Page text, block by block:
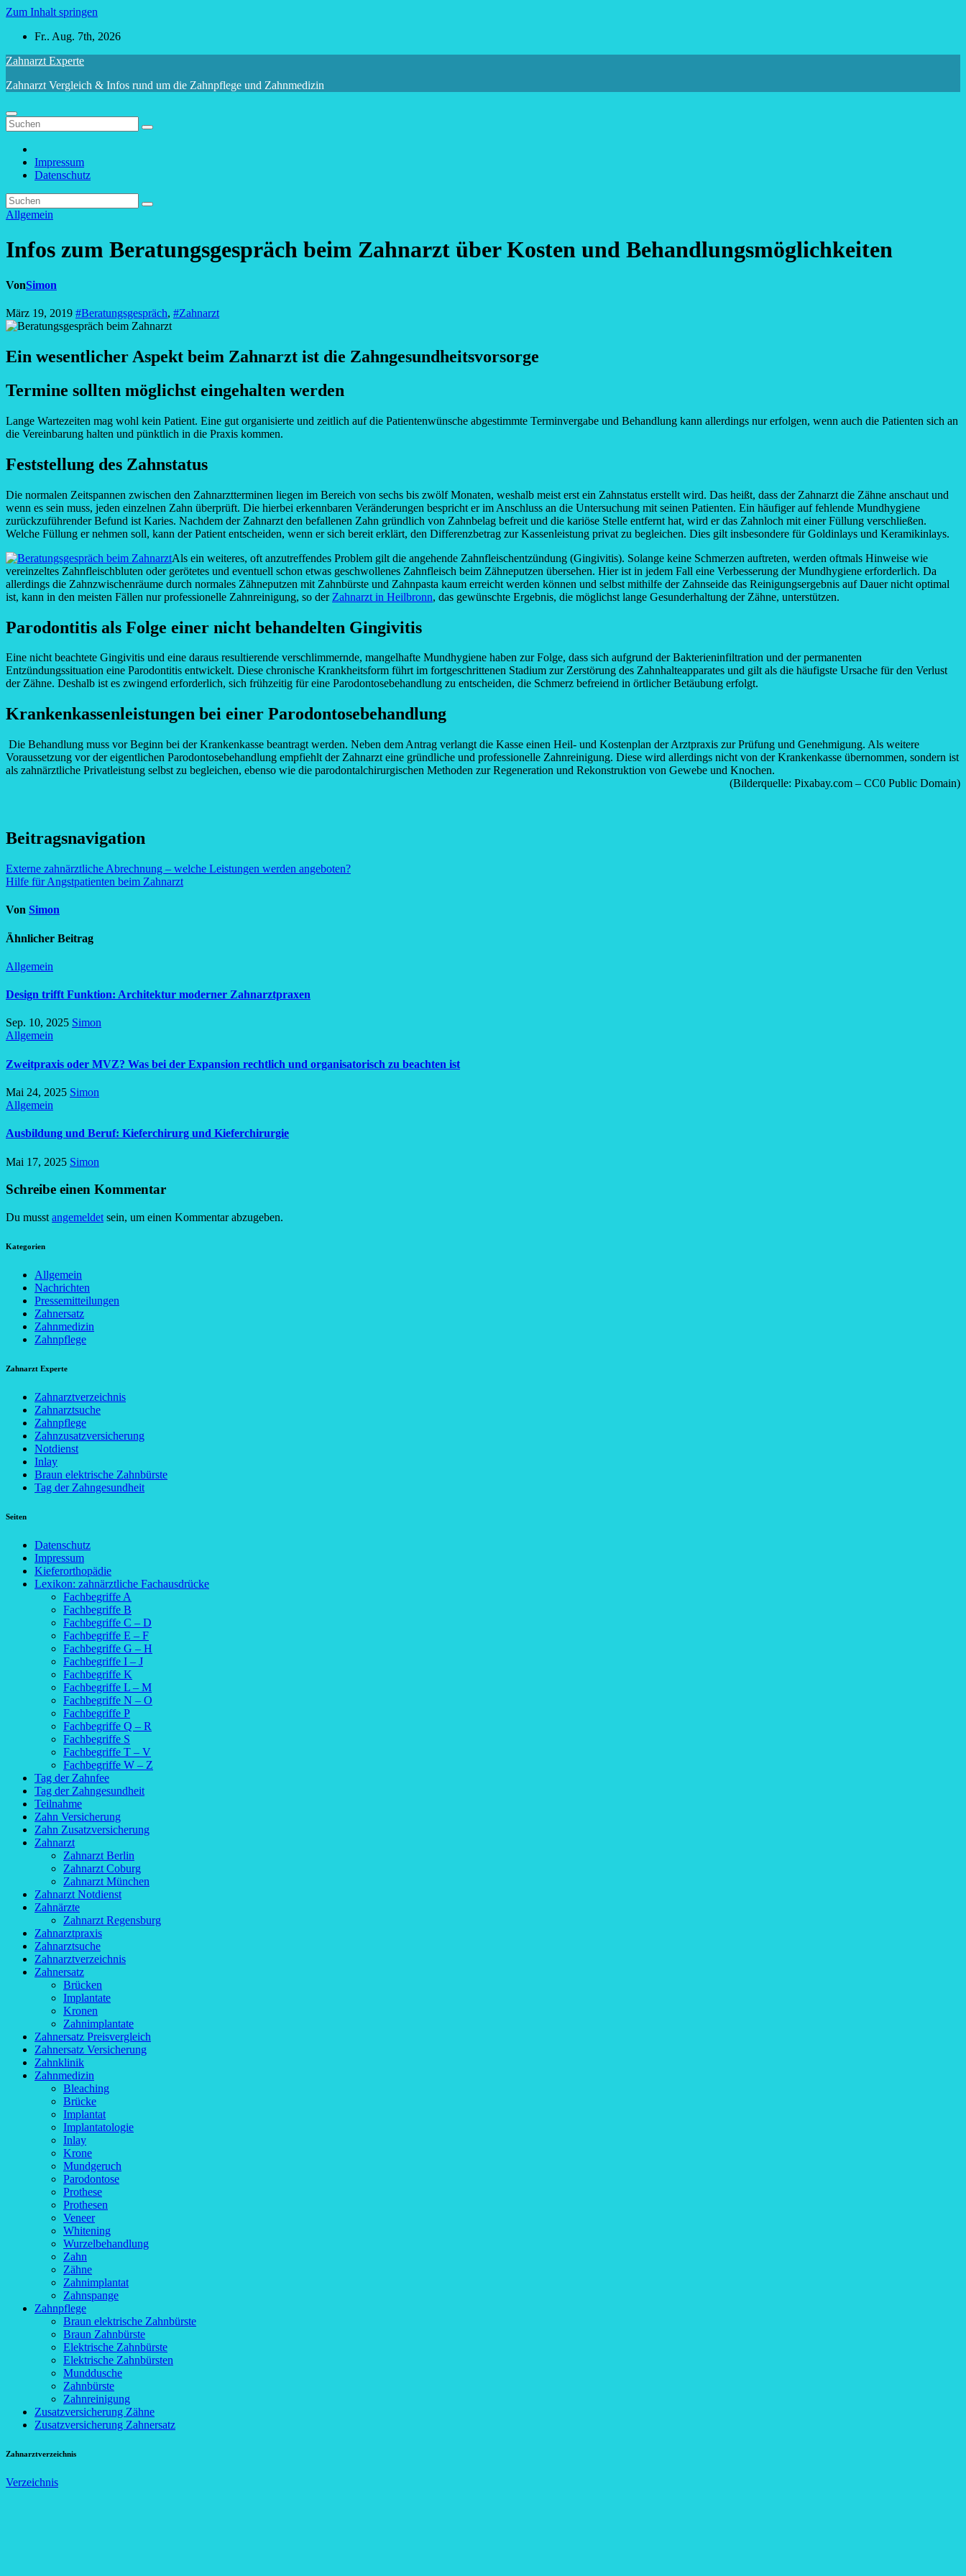
Zum Inhalt springen
Fr.. Aug. 7th, 2026
Zahnarzt Experte
Zahnarzt Vergleich & Infos rund um die Zahnpflege und Zahnmedizin
Impressum
Datenschutz
Allgemein
Infos zum Beratungsgespräch beim Zahnarzt über Kosten und Behandlungsmöglichkeiten
VonSimon
März 19, 2019 #Beratungsgespräch, #Zahnarzt
Ein wesentlicher Aspekt beim Zahnarzt ist die Zahngesundheitsvorsorge
Termine sollten möglichst eingehalten werden
Lange Wartezeiten mag wohl kein Patient. Eine gut organisierte und zeitlich auf die Patientenwünsche abgestimmte Terminvergabe und Behandlung kann allerdings nur erfolgen, wenn auch die Patienten sich an
die Vereinbarung halten und pünktlich in die Praxis kommen.
Feststellung des Zahnstatus
Die normalen Zeitspannen zwischen den Zahnarztterminen liegen im Bereich von sechs bis zwölf Monaten, weshalb meist erst ein Zahnstatus erstellt wird. Das heißt, dass der Zahnarzt die Zähne anschaut und
wenn es sein muss, jeden einzelnen Zahn überprüft. Die hierbei erkennbaren Veränderungen bespricht er im Anschluss an die Untersuchung mit seinen Patienten. Ein häufiger auf fehlende Mundhygiene
zurückzuführender Befund ist Karies. Nachdem der Zahnarzt den befallenen Zahn gründlich von Zahnbelag befreit und die kariöse Stelle entfernt hat, wird er das Zahnloch mit einer Füllung verschließen.
Welche Füllung er nehmen soll, kann der Patient entscheiden, wenn er sich bereit erklärt, den Differenzbetrag zur Kassenleistung privat zu begleichen. Dies gilt insbesondere für Goldinlays und Keramikinlays.
Als ein weiteres, oft anzutreffendes Problem gilt die angehende Zahnfleischentzündung (Gingivitis). Solange keine Schmerzen auftreten, werden oftmals Hinweise wie
vereinzeltes Zahnfleischbluten oder gerötetes und eventuell schon etwas geschwollenes Zahnfleisch beim Zähneputzen übersehen. Hier ist in jedem Fall eine Verbesserung der Mundhygiene erforderlich. Da
allerdings die Zahnzwischenräume durch normales Zähneputzen mit Zahnbürste und Zahnpasta kaum erreicht werden können und selbst mithilfe der Zahnseide das Reinigungsergebnis auf Dauer nicht optimal
ist, kann in den meisten Fällen nur professionelle Zahnreinigung, so der Zahnarzt in Heilbronn, das gewünschte Ergebnis, die möglichst lange Gesunderhaltung der Zähne, unterstützen.
Parodontitis als Folge einer nicht behandelten Gingivitis
Eine nicht beachtete Gingivitis und eine daraus resultierende verschlimmernde, mangelhafte Mundhygiene haben zur Folge, dass sich aufgrund der Bakterieninfiltration und der permanenten
Entzündungssituation eine Parodontitis entwickelt. Diese chronische Krankheitsform führt im fortgeschrittenen Stadium zur Zerstörung des Zahnhalteapparates und gilt als die häufigste Ursache für den Verlust
der Zähne. Deshalb ist es zwingend erforderlich, sich frühzeitig für eine Parodontosebehandlung zu entscheiden, die Schmerz befreiend in örtlicher Betäubung erfolgt.
Krankenkassenleistungen bei einer Parodontosebehandlung
Die Behandlung muss vor Beginn bei der Krankenkasse beantragt werden. Neben dem Antrag verlangt die Kasse einen Heil- und Kostenplan der Arztpraxis zur Prüfung und Genehmigung. Als weitere
Voraussetzung vor der eigentlichen Parodontosebehandlung empfiehlt der Zahnarzt eine gründliche und professionelle Zahnreinigung. Diese wird allerdings nicht von der Krankenkasse übernommen, sondern ist
als zahnärztliche Privatleistung selbst zu begleichen, ebenso wie die parodontalchirurgischen Methoden zur Regeneration und Rekonstruktion von Gewebe und Knochen.
(Bilderquelle: Pixabay.com – CC0 Public Domain)
Beitragsnavigation
Externe zahnärztliche Abrechnung – welche Leistungen werden angeboten?
Hilfe für Angstpatienten beim Zahnarzt
Von Simon
Ähnlicher Beitrag
Allgemein
Design trifft Funktion: Architektur moderner Zahnarztpraxen
Sep. 10, 2025 Simon
Allgemein
Zweitpraxis oder MVZ? Was bei der Expansion rechtlich und organisatorisch zu beachten ist
Mai 24, 2025 Simon
Allgemein
Ausbildung und Beruf: Kieferchirurg und Kieferchirurgie
Mai 17, 2025 Simon
Schreibe einen Kommentar
Du musst angemeldet sein, um einen Kommentar abzugeben.
Kategorien
Allgemein
Nachrichten
Pressemitteilungen
Zahnersatz
Zahnmedizin
Zahnpflege
Zahnarzt Experte
Zahnarztverzeichnis
Zahnarztsuche
Zahnpflege
Zahnzusatzversicherung
Notdienst
Inlay
Braun elektrische Zahnbürste
Tag der Zahngesundheit
Seiten
Datenschutz
Impressum
Kieferorthopädie
Lexikon: zahnärztliche Fachausdrücke
Fachbegriffe A
Fachbegriffe B
Fachbegriffe C – D
Fachbegriffe E – F
Fachbegriffe G – H
Fachbegriffe I – J
Fachbegriffe K
Fachbegriffe L – M
Fachbegriffe N – O
Fachbegriffe P
Fachbegriffe Q – R
Fachbegriffe S
Fachbegriffe T – V
Fachbegriffe W – Z
Tag der Zahnfee
Tag der Zahngesundheit
Teilnahme
Zahn Versicherung
Zahn Zusatzversicherung
Zahnarzt
Zahnarzt Berlin
Zahnarzt Coburg
Zahnarzt München
Zahnarzt Notdienst
Zahnärzte
Zahnarzt Regensburg
Zahnarztpraxis
Zahnarztsuche
Zahnarztverzeichnis
Zahnersatz
Brücken
Implantate
Kronen
Zahnimplantate
Zahnersatz Preisvergleich
Zahnersatz Versicherung
Zahnklinik
Zahnmedizin
Bleaching
Brücke
Implantat
Implantatologie
Inlay
Krone
Mundgeruch
Parodontose
Prothese
Prothesen
Veneer
Whitening
Wurzelbehandlung
Zahn
Zähne
Zahnimplantat
Zahnspange
Zahnpflege
Braun elektrische Zahnbürste
Braun Zahnbürste
Elektrische Zahnbürste
Elektrische Zahnbürsten
Munddusche
Zahnbürste
Zahnreinigung
Zusatzversicherung Zähne
Zusatzversicherung Zahnersatz
Zahnarztverzeichnis
Verzeichnis